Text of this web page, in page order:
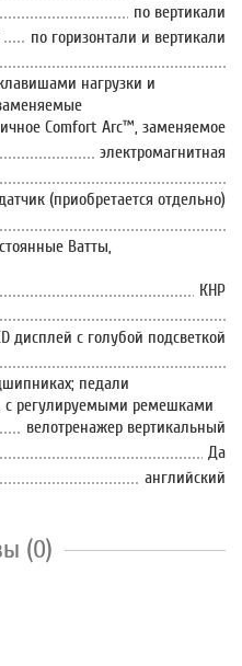
по вертикали
по горизонтали и вертикали
нагрузки и
Comfort Arc™, заменяемое
электромагнитная
(приобретается отдельно)
Ватты,
КНР
с голубой подсветкой
педали
с регулируемыми ремешками
велотренажер вертикальный
Да
английский
(0)